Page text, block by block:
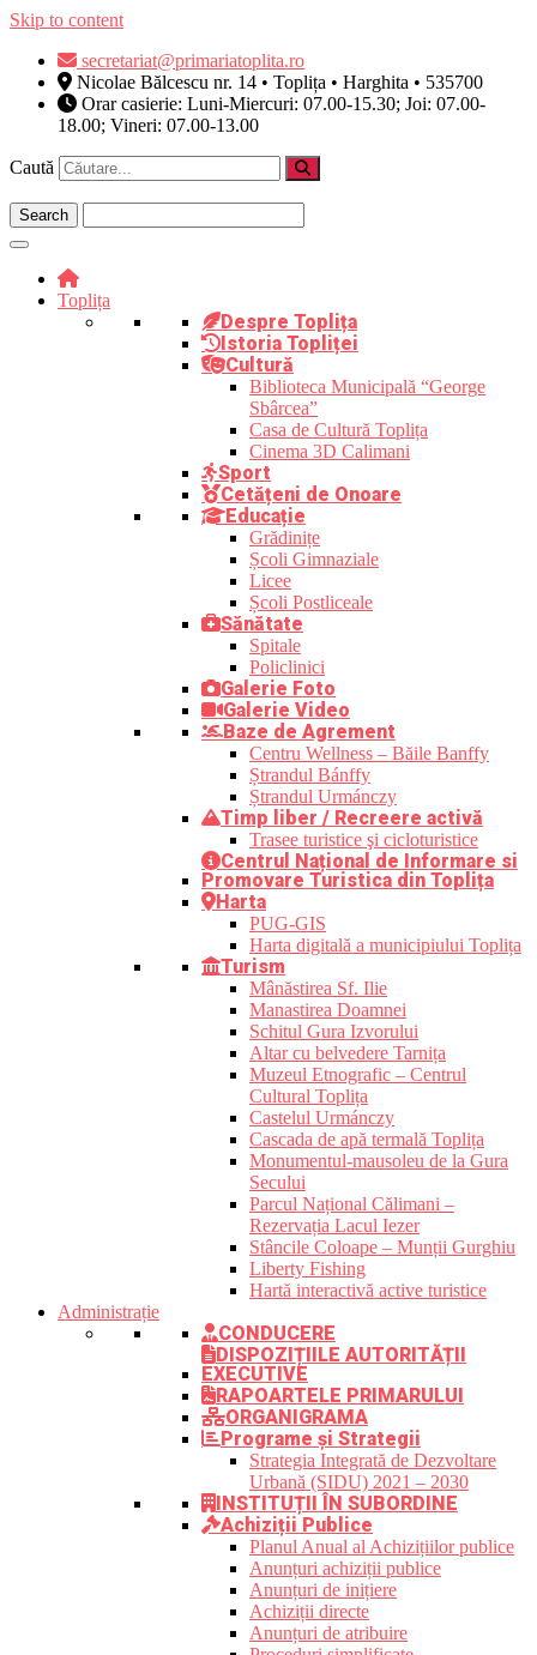
Skip to content
secretariat@primariatoplita.ro
Nicolae Bălcescu nr. 14 • Toplița • Harghita • 535700
Orar casierie: Luni-Miercuri: 07.00-15.30; Joi: 07.00-
18.00; Vineri: 07.00-13.00
Caută
Toplița
Despre Toplița
Istoria Topliței
Cultură
Biblioteca Municipală “George
Sbârcea”
Casa de Cultură Toplița
Cinema 3D Calimani
Sport
Cetățeni de Onoare
Educație
Grădinițe
Școli Gimnaziale
Licee
Școli Postliceale
Sănătate
Spitale
Policlinici
Galerie Foto
Galerie Video
Baze de Agrement
Centru Wellness – Băile Banffy
Ștrandul Bánffy
Ștrandul Urmánczy
Timp liber / Recreere activă
Trasee turistice şi cicloturistice
Centrul Național de Informare si
Promovare Turistica din Toplița
Harta
PUG-GIS
Harta digitală a municipiului Toplița
Turism
Mânăstirea Sf. Ilie
Manastirea Doamnei
Schitul Gura Izvorului
Altar cu belvedere Tarnița
Muzeul Etnografic – Centrul
Cultural Toplița
Castelul Urmánczy
Cascada de apă termală Toplița
Monumentul-mausoleu de la Gura
Secului
Parcul Național Călimani –
Rezervația Lacul Iezer
Stâncile Coloape – Munții Gurghiu
Liberty Fishing
Hartă interactivă active turistice
Administrație
CONDUCERE
DISPOZIȚIILE AUTORITĂȚII
EXECUTIVE
RAPOARTELE PRIMARULUI
ORGANIGRAMA
Programe și Strategii
Strategia Integrată de Dezvoltare
Urbană (SIDU) 2021 – 2030
INSTITUȚII ÎN SUBORDINE
Achiziții Publice
Planul Anual al Achizițiilor publice
Anunțuri achiziții publice
Anunțuri de inițiere
Achiziții directe
Anunțuri de atribuire